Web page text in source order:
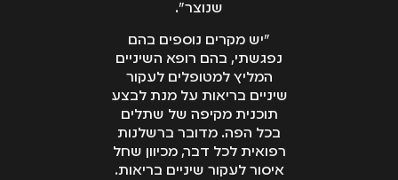
שנוצר".
"יש מקרים נוספים בהם
נפגשתי, בהם רופא השיניים
המליץ למטופלים לעקור
שיניים בריאות על מנת לבצע
תוכנית מקיפה של שתלים
בכל הפה. מדובר ברשלנות
רפואית לכל דבר, מכיוון שחל
איסור לעקור שיניים בריאות.